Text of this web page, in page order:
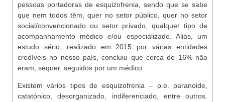
pessoas portadoras de esquizofrenia, sendo que se sabe
que nem todos têm, quer no setor público, quer no setor
social/convencionado ou setor privado, qualquer tipo de
acompanhamento médico e/ou especializado. Aliás, um
estudo sério, realizado em 2015 por várias entidades
credíveis no nosso país, concluiu que cerca de 16% não
eram, sequer, seguidos por um médico.
Existem vários tipos de esquizofrenia – p.e. paranoide,
catatónico, desorganizado, indiferenciado, entre outros.